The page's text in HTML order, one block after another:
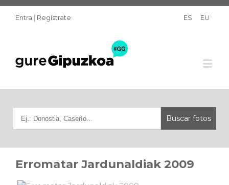
Entra | Regístrate ES EU
Erromatar Jardunaldiak 2009